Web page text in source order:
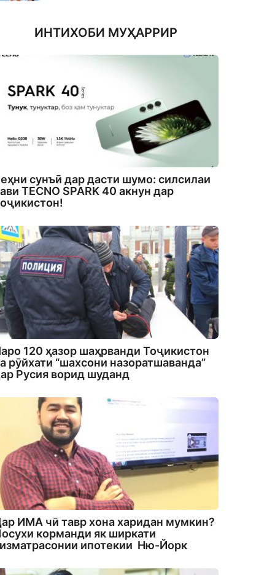
ИНТИХОБИ МУҲАРРИР
сунъӣ дар дасти шумо: силсилаи
TECNO SPARK 40 акнун дар
120 ҳазор шаҳрванди Тоҷикистон
рӯйхати “шахсони назоратшаванда”
Русия ворид шуданд
ИМА чӣ тавр хона харидан мумкин?
корманди як ширкати
ипотекии Ню-Йорк